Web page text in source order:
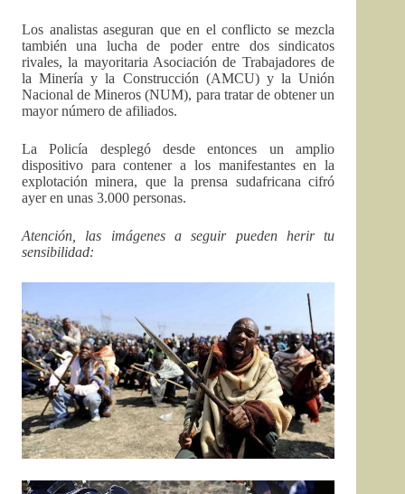
Los analistas aseguran que en el conflicto se mezcla
también una lucha de poder entre dos sindicatos
rivales, la mayoritaria Asociación de Trabajadores de
la Minería y la Construcción (AMCU) y la Unión
Nacional de Mineros (NUM), para tratar de obtener un
mayor número de afiliados.
La Policía desplegó desde entonces un amplio
dispositivo para contener a los manifestantes en la
explotación minera, que la prensa sudafricana cifró
ayer en unas 3.000 personas.
Atención, las imágenes a seguir pueden herir tu
sensibilidad: